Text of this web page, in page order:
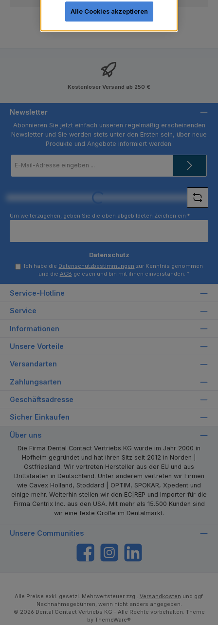
Kostenloser Versand ab 250 €
Newsletter
Abonnieren Sie jetzt einfach unseren regelmäßig erscheinenden
Newsletter und Sie werden stets unter den Ersten sein, über neue
Produkte und Angebote informiert werden.
Mail-
Loading...
Um weiterzugehen, geben Sie die oben abgebildeten Zeichen ein *
Datenschutz
Ich habe die Datenschutzbestimmungen zur Kenntnis genommen
und die AGB gelesen und bin mit ihnen einverstanden. *
Service-Hotline
Service
Informationen
Unsere Vorteile
Versandarten
Zahlungsarten
Geschäftsadresse
Sicher Einkaufen
Über uns
Die Firma Dental Contact Vertriebs KG wurde im Jahr 2000 in
Hofheim gegründet und hat ihren Sitz seit 2012 in Norden |
Ostfriesland. Wir vertreten Hersteller aus der EU und aus
Drittstaaten in Deutschland. Unter anderem vertreten wir Firmen
wie Cavex Holland, Stoddard | OPTIM, SPOKAR, Xpedent und
einige mehr. Weiterhin stellen wir den EC|REP und Importer für die
Firma Centrix Inc. aus den USA. Mit mehr als 15.500 Kunden sind
wir eine feste Größe im Dentalmarkt.
Unsere Communities
https://www.facebook.com/dentalcontact
Instagram
Alle Preise exkl. gesetzl. Mehrwertsteuer zzgl. Versandkosten und ggf.
Nachnahmegebühren, wenn nicht anders angegeben.
© 2026 Dental Contact Vertriebs KG - Alle Rechte vorbehalten. Theme
by ThemeWare®
Alle Cookies akzeptieren